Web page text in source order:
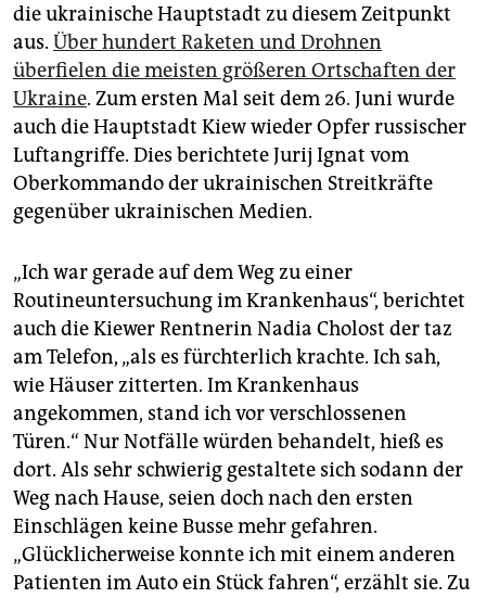
die ukrainische Hauptstadt zu diesem Zeitpunkt
aus. Über hundert Raketen und Drohnen
überfielen die meisten größeren Ortschaften der
Ukraine. Zum ersten Mal seit dem 26. Juni wurde
auch die Hauptstadt Kiew wieder Opfer russischer
Luftangriffe. Dies berichtete Jurij Ignat vom
Oberkommando der ukrainischen Streitkräfte
gegenüber ukrainischen Medien.
„Ich war gerade auf dem Weg zu einer
Routineuntersuchung im Krankenhaus“, berichtet
auch die Kiewer Rentnerin Nadia Cholost der taz
am Telefon, „als es fürchterlich krachte. Ich sah,
wie Häuser zitterten. Im Krankenhaus
angekommen, stand ich vor verschlossenen
Türen.“ Nur Notfälle würden behandelt, hieß es
dort. Als sehr schwierig gestaltete sich sodann der
Weg nach Hause, seien doch nach den ersten
Einschlägen keine Busse mehr gefahren.
„Glücklicherweise konnte ich mit einem anderen
Patienten im Auto ein Stück fahren“, erzählt sie. Zu